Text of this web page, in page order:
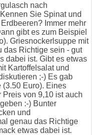
nach
Sie Spinat und
Immer mehr
gibt es zum Beispiel
Griesnockerlsuppe mit
das Richtige sein - gut
dabei ist. Gibt es etwas
Kartoffelsalat und
;-) Es gab
(3.50 Euro). Eines
von 9,10 ist auch
:-) Bunter
und
genau das Richtige
etwas dabei ist.